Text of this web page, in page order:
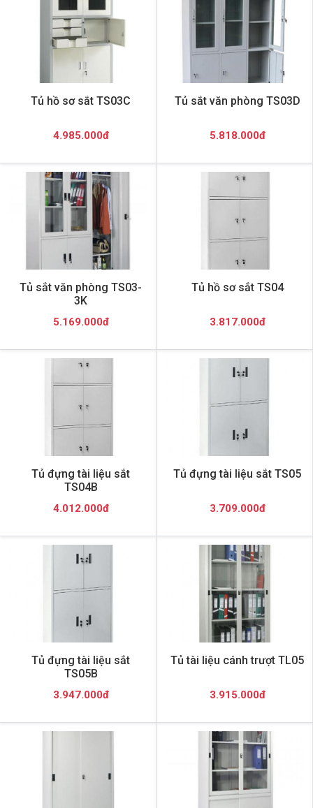
Tủ hồ sơ sắt TS03C
4.985.000đ
Tủ sắt văn phòng TS03D
5.818.000đ
Tủ sắt văn phòng TS03-
3K
5.169.000đ
Tủ hồ sơ sắt TS04
3.817.000đ
Tủ đựng tài liệu sắt
TS04B
4.012.000đ
Tủ đựng tài liệu sắt TS05
3.709.000đ
Tủ đựng tài liệu sắt
TS05B
3.947.000đ
Tủ tài liệu cánh trượt TL05
3.915.000đ